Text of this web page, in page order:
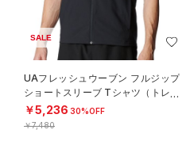
SALE
UAフレッシュウーブン フルジップ
ショートスリーブ Tシャツ（トレー
ニング/MEN）
￥5,236 30%OFF
￥7,480